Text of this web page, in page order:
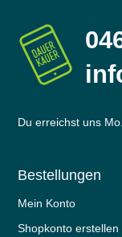
Du erreichst uns
Bestellungen
Mein Konto
Shopkonto erstellen